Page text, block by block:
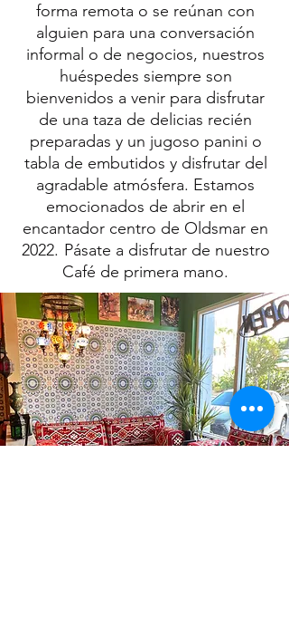
forma remota o se reúnan con
alguien para una conversación
informal o de negocios, nuestros
huéspedes siempre son
bienvenidos a venir para disfrutar
de una taza de delicias recién
preparadas y un jugoso panini o
tabla de embutidos y disfrutar del
agradable atmósfera. Estamos
emocionados de abrir en el
encantador centro de Oldsmar en
2022. Pásate a disfrutar de nuestro
Café de primera mano.